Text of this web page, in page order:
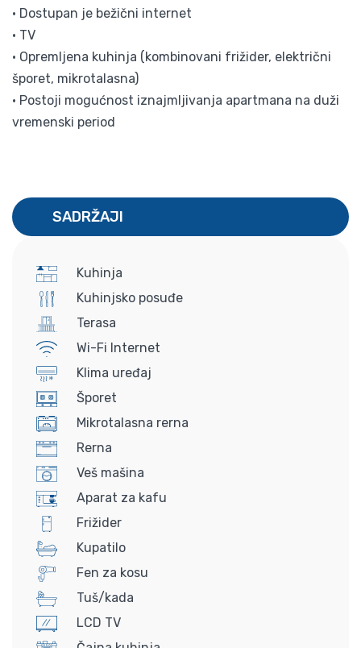
• Dostupan je bežični internet
• TV
• Opremljena kuhinja (kombinovani frižider, električni
šporet, mikrotalasna)
• Postoji mogućnost iznajmljivanja apartmana na duži
vremenski period
SADRŽAJI
Kuhinja
Kuhinjsko posuđe
Terasa
Wi-Fi Internet
Klima uređaj
Šporet
Mikrotalasna rerna
Rerna
Veš mašina
Aparat za kafu
Frižider
Kupatilo
Fen za kosu
Tuš/kada
LCD TV